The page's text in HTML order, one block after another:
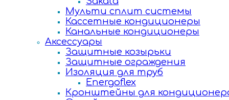
Мульти сплит системы
Кассетные кондиционеры
Канальные кондиционеры
Аксессуары
Защитные козырьки
Защитные ограждения
Изоляция для труб
Energoflex
Кронштейны для